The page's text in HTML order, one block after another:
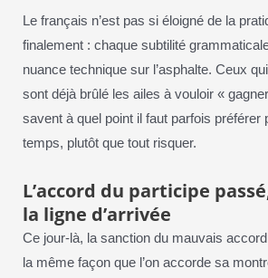
Le français n’est pas si éloigné de la
finalement : chaque subtilité
nuance technique sur l’asphalte. Ceux
sont déjà brûlé les ailes à vouloir «
savent à quel point il faut parfois préférer
temps, plutôt que tout risquer.
L’accord du participe
la ligne d’arrivée
Ce jour-là, la sanction du mauvais
la même façon que l’on accorde sa